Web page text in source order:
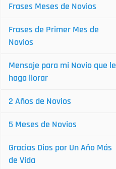
Frases Meses de Novios
Frases de Primer Mes de
Novios
Mensaje para mi Novio que le
haga llorar
2 Años de Novios
5 Meses de Novios
Gracias Dios por Un Año Más
de Vida